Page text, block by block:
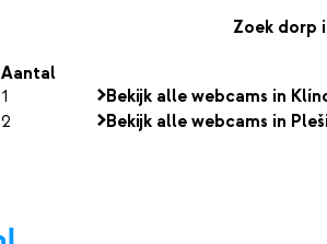
Zoek dorp
Aantal
1
Bekijk alle webcams in
2 Bekijk alle webcams in